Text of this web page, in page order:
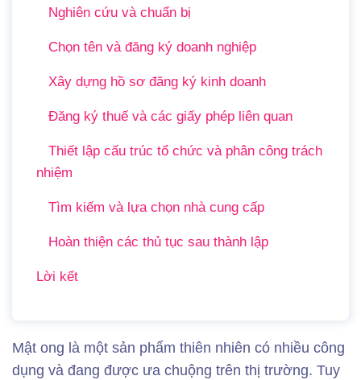
Nghiên cứu và chuẩn bị
Chọn tên và đăng ký doanh nghiệp
Xây dựng hồ sơ đăng ký kinh doanh
Đăng ký thuế và các giấy phép liên quan
Thiết lập cấu trúc tổ chức và phân công trách
nhiệm
Tìm kiếm và lựa chọn nhà cung cấp
Hoàn thiện các thủ tục sau thành lập
Lời kết
Mật ong là một sản phẩm thiên nhiên có nhiều công
dụng và đang được ưa chuộng trên thị trường. Tuy